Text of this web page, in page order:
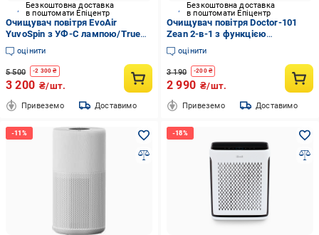
Безкоштовна доставка
в поштомати Епіцентр
Очищувач повітря EvoAir
YuvoSpin з УФ-C лампою/True
HEPA фільтром/4 швидкості/
нічний режим Білий
(2670426664)
оцінити
5 500 -2 300 ₴
3 200 ₴/шт.
Привеземо Доставимо
Безкоштовна доставка
в поштомати Епіцентр
Очищувач повітря Doctor-101
Zean 2-в-1 з функцією
зволоження з HEPA-фільтром
(ZY1800JS)
оцінити
3 190 -200₴
2 990 ₴/шт.
Привеземо Доставимо